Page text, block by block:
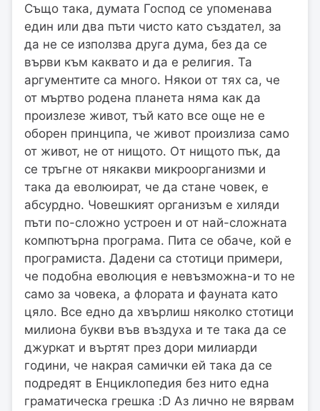
Също така, думата Господ се упоменава
един или два пъти чисто като създател, за
да не се използва друга дума, без да се
върви към каквато и да е религия. Та
аргументите са много. Някои от тях са, че
от мъртво родена планета няма как да
произлезе живот, тъй като все още не е
оборен принципа, че живот произлиза само
от живот, не от нищото. От нищото пък, да
се тръгне от някакви микроорганизми и
така да еволюират, че да стане човек, е
абсурдно. Човешкият организъм е хиляди
пъти по-сложно устроен и от най-сложната
компютърна програма. Пита се обаче, кой е
програмиста. Дадени са стотици примери,
че подобна еволюция е невъзможна-и то не
само за човека, а флората и фауната като
цяло. Все едно да хвърлиш няколко стотици
милиона букви във въздуха и те така да се
джуркат и въртят през дори милиарди
години, че накрая самички ей така да се
подредят в Енциклопедия без нито една
граматическа грешка :D Аз лично не вярвам